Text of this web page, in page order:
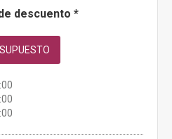
descuento *